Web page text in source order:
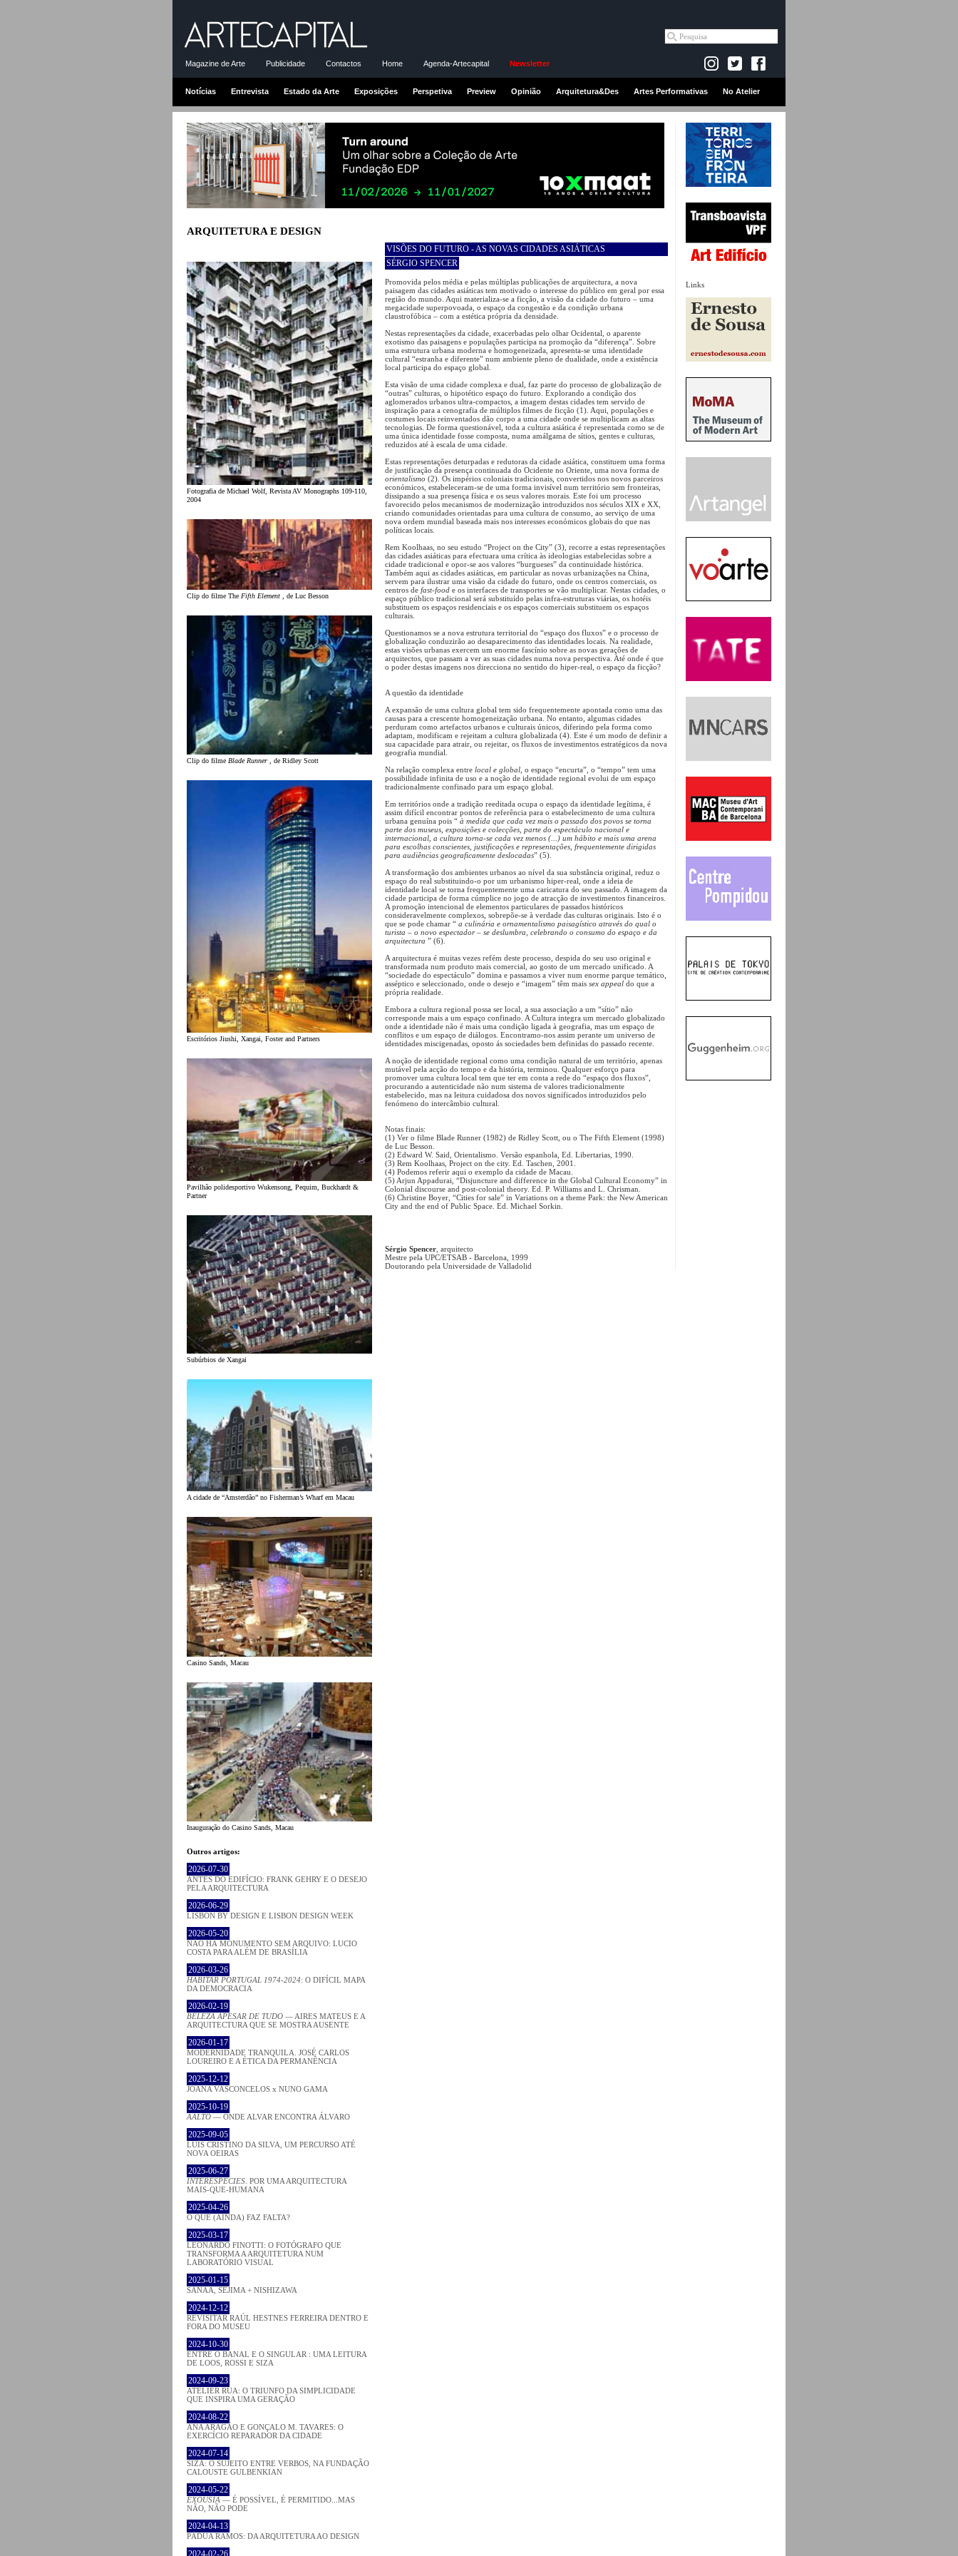
Magazine de Arte Publicidade Contactos Home Agenda-Artecapital Newsletter
Notícias Entrevista Estado da Arte Exposições Perspetiva Preview Opinião Arquitetura&Des Artes Performativas No Atelier
Links
ARQUITETURA E DESIGN
Fotografia de Michael Wolf, Revista AV Monographs 109-110,
2004
Clip do filme The Fifth Element , de Luc Besson
Clip do filme Blade Runner , de Ridley Scott
Escritórios Jiushi, Xangai, Foster and Partners
Pavilhão polidesportivo Wukensong, Pequim, Buckhardt &
Partner
Subúrbios de Xangai
A cidade de “Amsterdão” no Fisherman’s Wharf em Macau
Casino Sands, Macau
Inauguração do Casino Sands, Macau
Outros artigos:
2026-07-30
ANTES DO EDIFÍCIO: FRANK GEHRY E O DESEJO
PELA ARQUITECTURA
2026-06-29
LISBON BY DESIGN E LISBON DESIGN WEEK
2026-05-20
NÃO HÁ MONUMENTO SEM ARQUIVO: LUCIO
COSTA PARA ALÉM DE BRASÍLIA
2026-03-26
HABITAR PORTUGAL 1974-2024: O DIFÍCIL MAPA
DA DEMOCRACIA
2026-02-19
BELEZA APESAR DE TUDO — AIRES MATEUS E A
ARQUITECTURA QUE SE MOSTRA AUSENTE
2026-01-17
MODERNIDADE TRANQUILA. JOSÉ CARLOS
LOUREIRO E A ÉTICA DA PERMANÊNCIA
2025-12-12
JOANA VASCONCELOS x NUNO GAMA
2025-10-19
AALTO — ONDE ALVAR ENCONTRA ÁLVARO
2025-09-05
LUÍS CRISTINO DA SILVA, UM PERCURSO ATÉ
NOVA OEIRAS
2025-06-27
INTERESPECIES . POR UMA ARQUITECTURA
MAIS-QUE-HUMANA
2025-04-26
O QUE (AINDA) FAZ FALTA?
2025-03-17
LEONARDO FINOTTI: O FOTÓGRAFO QUE
TRANSFORMA A ARQUITETURA NUM
LABORATÓRIO VISUAL
2025-01-15
SANAA, SEJIMA + NISHIZAWA
2024-12-12
REVISITAR RAÚL HESTNES FERREIRA DENTRO E
FORA DO MUSEU
2024-10-30
ENTRE O BANAL E O SINGULAR : UMA LEITURA
DE LOOS, ROSSI E SIZA
2024-09-23
ATELIER RUA: O TRIUNFO DA SIMPLICIDADE
QUE INSPIRA UMA GERAÇÃO
2024-08-22
ANA ARAGÃO E GONÇALO M. TAVARES: O
EXERCÍCIO REPARADOR DA CIDADE
2024-07-14
SIZA: O SUJEITO ENTRE VERBOS, NA FUNDAÇÃO
CALOUSTE GULBENKIAN
2024-05-22
EXOUSIA — É POSSÍVEL, É PERMITIDO...MAS
NÃO, NÃO PODE
2024-04-13
PÁDUA RAMOS: DA ARQUITETURA AO DESIGN
2024-02-26
VISÕES DO FUTURO - AS NOVAS CIDADES ASIÁTICAS
SÉRGIO SPENCER
Promovida pelos média e pelas múltiplas publicações de arquitectura, a nova
paisagem das cidades asiáticas tem motivado o interesse do público em geral por essa
região do mundo. Aqui materializa-se a ficção, a visão da cidade do futuro – uma
megacidade superpovoada, o espaço da congestão e da condição urbana
claustrofóbica – com a estética própria da densidade.
Nestas representações da cidade, exacerbadas pelo olhar Ocidental, o aparente
exotismo das paisagens e populações participa na promoção da “diferença”. Sobre
uma estrutura urbana moderna e homogeneizada, apresenta-se uma identidade
cultural “estranha e diferente” num ambiente pleno de dualidade, onde a existência
local participa do espaço global.
Esta visão de uma cidade complexa e dual, faz parte do processo de globalização de
“outras” culturas, o hipotético espaço do futuro. Explorando a condição dos
aglomerados urbanos ultra-compactos, a imagem destas cidades tem servido de
inspiração para a cenografia de múltiplos filmes de ficção (1). Aqui, populações e
costumes locais reinventados dão corpo a uma cidade onde se multiplicam as altas
tecnologias. De forma questionável, toda a cultura asiática é representada como se de
uma única identidade fosse composta, numa amálgama de sítios, gentes e culturas,
reduzidos até à escala de uma cidade.
Estas representações deturpadas e redutoras da cidade asiática, constituem uma forma
de justificação da presença continuada do Ocidente no Oriente, uma nova forma de
orientalismo (2). Os impérios coloniais tradicionais, convertidos nos novos parceiros
económicos, estabeleceram-se de uma forma invisível num território sem fronteiras,
dissipando a sua presença física e os seus valores morais. Este foi um processo
favorecido pelos mecanismos de modernização introduzidos nos séculos XIX e XX,
criando comunidades orientadas para uma cultura de consumo, ao serviço de uma
nova ordem mundial baseada mais nos interesses económicos globais do que nas
políticas locais.
Rem Koolhaas, no seu estudo “Project on the City” (3), recorre a estas representações
das cidades asiáticas para efectuara uma crítica às ideologias estabelecidas sobre a
cidade tradicional e opor-se aos valores “burgueses” da continuidade histórica.
Também aqui as cidades asiáticas, em particular as novas urbanizações na China,
servem para ilustrar uma visão da cidade do futuro, onde os centros comerciais, os
centros de fast-food e os interfaces de transportes se vão multiplicar. Nestas cidades, o
espaço público tradicional será substituído pelas infra-estruturas viárias, os hotéis
substituem os espaços residenciais e os espaços comerciais substituem os espaços
culturais.
Questionamos se a nova estrutura territorial do “espaço dos fluxos” e o processo de
globalização conduzirão ao desaparecimento das identidades locais. Na realidade,
estas visões urbanas exercem um enorme fascínio sobre as novas gerações de
arquitectos, que passam a ver as suas cidades numa nova perspectiva. Até onde é que
o poder destas imagens nos direcciona no sentido do hiper-real, o espaço da ficção?
A questão da identidade
A expansão de uma cultura global tem sido frequentemente apontada como uma das
causas para a crescente homogeneização urbana. No entanto, algumas cidades
perduram como artefactos urbanos e culturais únicos, diferindo pela forma como
adaptam, modificam e rejeitam a cultura globalizada (4). Este é um modo de definir a
sua capacidade para atrair, ou rejeitar, os fluxos de investimentos estratégicos da nova
geografia mundial.
Na relação complexa entre local e global , o espaço “encurta”, o “tempo” tem uma
possibilidade infinita de uso e a noção de identidade regional evolui de um espaço
tradicionalmente confinado para um espaço global.
Em territórios onde a tradição reeditada ocupa o espaço da identidade legítima, é
assim difícil encontrar pontos de referência para o estabelecimento de uma cultura
urbana genuína pois “ à medida que cada vez mais o passado dos povos se torna
parte dos museus, exposições e colecções, parte do espectáculo nacional e
internacional, a cultura torna-se cada vez menos (...) um hábito e mais uma arena
para escolhas conscientes, justificações e representações, frequentemente dirigidas
para audiências geograficamente deslocadas” (5).
A transformação dos ambientes urbanos ao nível da sua substância original, reduz o
espaço do real substituindo-o por um urbanismo hiper-real, onde a ideia de
identidade local se torna frequentemente uma caricatura do seu passado. A imagem da
cidade participa de forma cúmplice no jogo de atracção de investimentos financeiros.
A promoção intencional de elementos particulares de passados históricos
consideravelmente complexos, sobrepõe-se à verdade das culturas originais. Isto é o
que se pode chamar “ a culinária e ornamentalismo paisagístico através do qual o
turista – o novo espectador – se deslumbra, celebrando o consumo do espaço e da
arquitectura ” (6).
A arquitectura é muitas vezes refém deste processo, despida do seu uso original e
transformada num produto mais comercial, ao gosto de um mercado unificado. A
“sociedade do espectáculo” domina e passamos a viver num enorme parque temático,
asséptico e seleccionado, onde o desejo e “imagem” têm mais sex appeal do que a
própria realidade.
Embora a cultura regional possa ser local, a sua associação a um “sítio” não
corresponde mais a um espaço confinado. A Cultura integra um mercado globalizado
onde a identidade não é mais uma condição ligada à geografia, mas um espaço de
conflitos e um espaço de diálogos. Encontramo-nos assim perante um universo de
identidades miscigenadas, oposto ás sociedades bem definidas do passado recente.
A noção de identidade regional como uma condição natural de um território, apenas
mutável pela acção do tempo e da história, terminou. Qualquer esforço para
promover uma cultura local tem que ter em conta a rede do “espaço dos fluxos”,
procurando a autenticidade não num sistema de valores tradicionalmente
estabelecido, mas na leitura cuidadosa dos novos significados introduzidos pelo
fenómeno do intercâmbio cultural.
Notas finais:
(1) Ver o filme Blade Runner (1982) de Ridley Scott, ou o The Fifth Element (1998)
de Luc Besson.
(2) Edward W. Said, Orientalismo. Versão espanhola, Ed. Libertarias, 1990.
(3) Rem Koolhaas, Project on the city. Ed. Taschen, 2001.
(4) Podemos referir aqui o exemplo da cidade de Macau.
(5) Arjun Appadurai, “Disjuncture and difference in the Global Cultural Economy” in
Colonial discourse and post-colonial theory. Ed. P. Williams and L. Chrisman.
(6) Christine Boyer, “Cities for sale” in Variations on a theme Park: the New American
City and the end of Public Space. Ed. Michael Sorkin.
Sérgio Spencer , arquitecto
Mestre pela UPC/ETSAB - Barcelona, 1999
Doutorando pela Universidade de Valladolid